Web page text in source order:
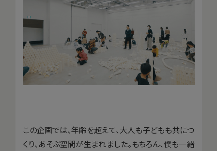
この企画では、年齢を超えて、大人も子どもも共につ
くり、あそぶ空間が生まれました。もちろん、僕も一緒